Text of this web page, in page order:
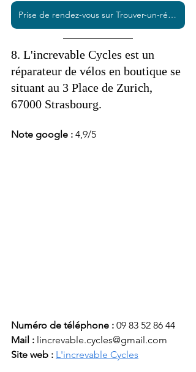
Prise de rendez-vous sur Trouver-un-réparateur.fr
8. L'increvable Cycles est un
réparateur de vélos en boutique se
situant au 3 Place de Zurich,
67000 Strasbourg.
Note google : 4,9/5
Numéro de téléphone : 09 83 52 86 44
Mail : lincrevable.cycles@gmail.com
Site web : L'increvable Cycles